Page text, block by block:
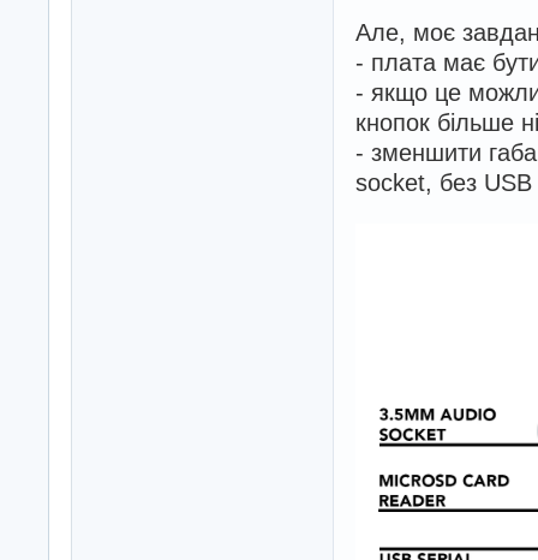
Але, моє
- плата має
- якщо це
кнопок більше
- зменшити
socket, без USB